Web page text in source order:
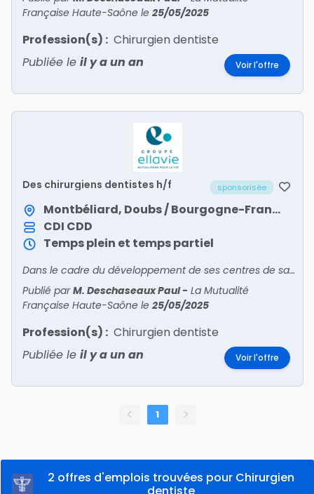
2 offres d'emplois trouvées pour Chirurgien
Française Haute-Saône le 25/05/2025
Profession(s) : Chirurgien dentiste
Publiée le il y a un an Voir l'offre
Des chirurgiens dentistes h/f sponsorisée
Montbéliard, Doubs / Bourgogne-Franche-Comté
CDI CDD
Temps plein et temps partiel
Dans le cadre du développement de ses centres de santé dentaire mutualistes, Ellavie recrute des chirurgiens-dentistes en Bourgogne-Franche-Comté !Venez exercer votre art dentaire en salariat, au s
Publié parM. Deschaseaux Paul- La Mutualité
Française Haute-Saône le 25/05/2025
Profession(s) : Chirurgien dentiste
Publiée le il y a un an Voir l'offre
1